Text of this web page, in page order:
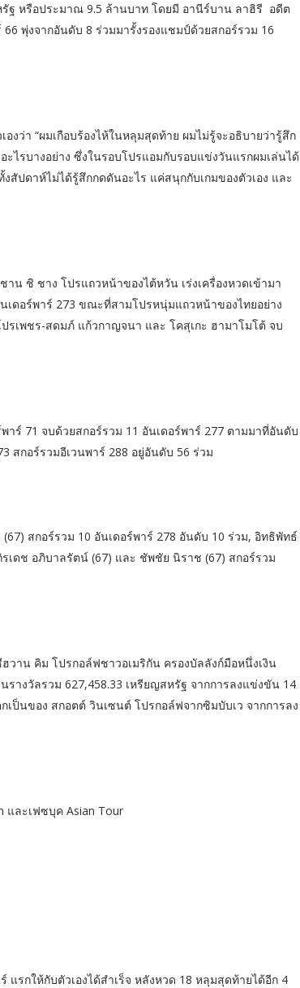
รัฐ หรือประมาณ 9.5 ล้านบาท โดยมี อานีร์บาน ลาฮิรี อดีต
66 พุ่งจากอันดับ 8 ร่วมมารั้งรองแชมป์ด้วยสกอร์รวม 16
ว่า “ผมเกือบร้องไห้ในหลุมสุดท้าย ผมไม่รู้จะอธิบายว่ารู้สึก
ไรบางอย่าง ซึ่งในรอบโปรแอมกับรอบแข่งวันแรกผมเล่นได้
สัปดาห์ไม่ได้รู้สึกกดดันอะไร แค่สนุกกับเกมของตัวเอง และ
น ชิ ชาง โปรแถวหน้าของไต้หวัน เร่งเครื่องหวดเข้ามา
ดอร์พาร์ 273 ขณะที่สามโปรหนุ่มแถวหน้าของไทยอย่าง
เพชร-สดมภ์ แก้วกาญจนา และ โคสุเกะ ฮามาโมโต้ จบ
าร์ 71 จบด้วยสกอร์รวม 11 อันเดอร์พาร์ 277 ตามมาที่อันดับ
สกอร์รวมอีเวนพาร์ 288 อยู่อันดับ 56 ร่วม
สกอร์รวม 10 อันเดอร์พาร์ 278 อันดับ 10 ร่วม, อิทธิพัทธ์
ดช อภิบาลรัตน์ (67) และ ชัพชัย นิราช (67) สกอร์รวม
าน คิม โปรกอล์ฟชาวอเมริกัน ครองบัลลังก์มือหนึ่งเงิน
รางวัลรวม 627,458.33 เหรียญสหรัฐ จากการลงแข่งขัน 14
ป็นของ สกอตต์ วินเซนต์ โปรกอล์ฟจากซิมบับเว จากการลง
และเฟซบุค Asian Tour
รกให้กับตัวเองได้สำเร็จ หลังหวด 18 หลุมสุดท้ายได้อีก 4